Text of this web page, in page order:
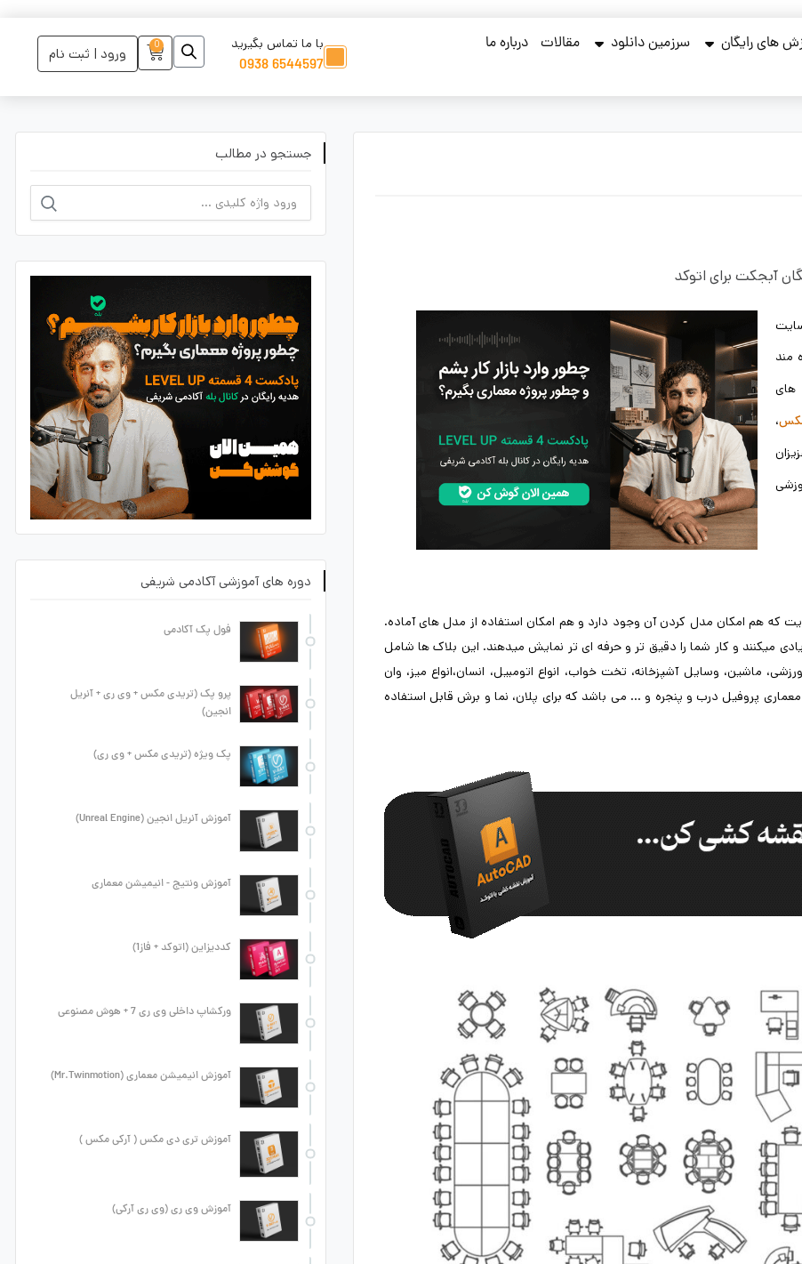
های رایگان سرزمین دانلود مقالات درباره ما ورود | ثبت نام 0 با ما تماس بگیرید
6544597 0938
آبجکت برای اتوکد
مند
های
،
ایت که هم امکان مدل کردن آن وجود دارد و هم امکان استفاده از مدل های آماده.
میکنند و کار شما را دقیق تر و حرفه ای تر نمایش میدهند. این بلاک ها شامل
ماشین، وسایل آشپزخانه، تخت خواب، انواع اتومبیل، انسان،انواع میز، وان
پروفیل درب و پنجره و … می باشد که برای پلان، نما و برش قابل استفاده
جستجو در مطالب
دوره های آموزشی آکادمی شریفی
فول پک آکادمی
پرو پک (تریدی مکس + وی ری + آنریل
انجین)
پک ویژه (تریدی مکس + وی ری)
آموزش آنریل انجین (Unreal Engine)
آموزش ونتیج - انیمیشن معماری
کددیزاین (اتوکد + فاز1)
ورکشاپ داخلی وی ری 7 + هوش مصنوعی
آموزش انیمیشن معماری (Mr.Twinmotion)
آموزش تری دی مکس ( آرکی مکس )
آموزش وی ری (وی ری آرکی)